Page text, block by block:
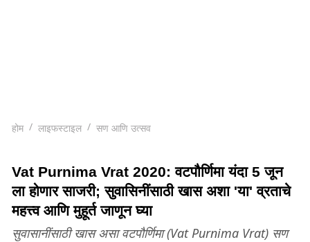
होम लाइफस्टाइल सण आणि उत्सव
Vat Purnima Vrat 2020: वटपौर्णिमा यंदा 5 जून
ला होणार साजरी; सुवासिनींसाठी खास अशा 'या' व्रताचे
महत्त्व आणि मुहूर्त जाणून घ्या
सुवासानींसाठी खास असा वटपौर्णिमा (Vat Purnima Vrat) सण